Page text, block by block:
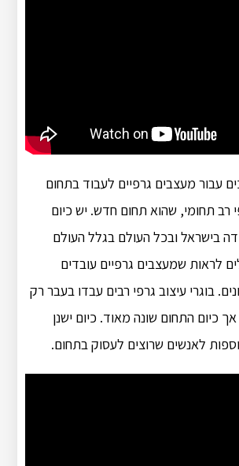
עבור מעצבים גרפיים לעבוד בתחום
רב תחומי, שהוא תחום חדש. יש כיום
בישראל ובכל העולם בגלל העולם
לראות שמעצבים גרפיים עובדים
בוגרי עיצוב גרפי רבים עבדו בעבר רק
כיום התחום שונה מאוד. כיום ישנן
לאנשים שרוצים לעסוק בתחום.